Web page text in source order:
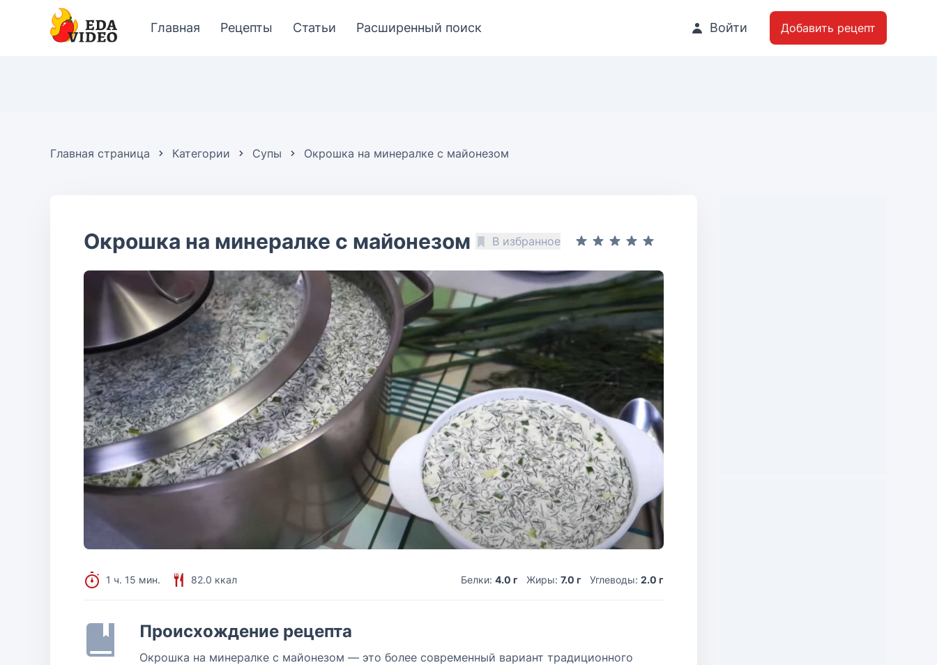
Главная Рецепты Статьи Расширенный поиск Войти Добавить рецепт
Главная страница Категории Супы Окрошка на минералке с майонезом
Окрошка на минералке с майонезом В избранное
1 ч. 15 мин. 82.0 ккал Белки: 4.0 г Жиры: 7.0 г Углеводы: 2.0 г
Происхождение рецепта
Окрошка на минералке с майонезом — это более современный вариант традиционного